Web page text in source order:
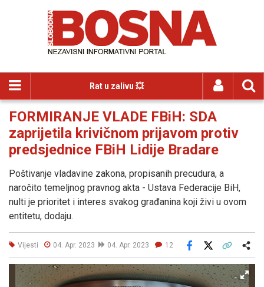
Rat u zalivu 💥
FORMIRANJE VLADE FBiH: SDA
zaprijetila krivičnom prijavom protiv
predsjednice FBiH Lidije Bradare
Poštivanje vladavine zakona, propisanih precudura, a
naročito temeljnog pravnog akta - Ustava Federacije BiH,
nulti je prioritet i interes svakog građanina koji živi u ovom
entitetu, dodaju.
Vijesti 04. Apr. 2023 04. Apr. 2023 12
Facebook